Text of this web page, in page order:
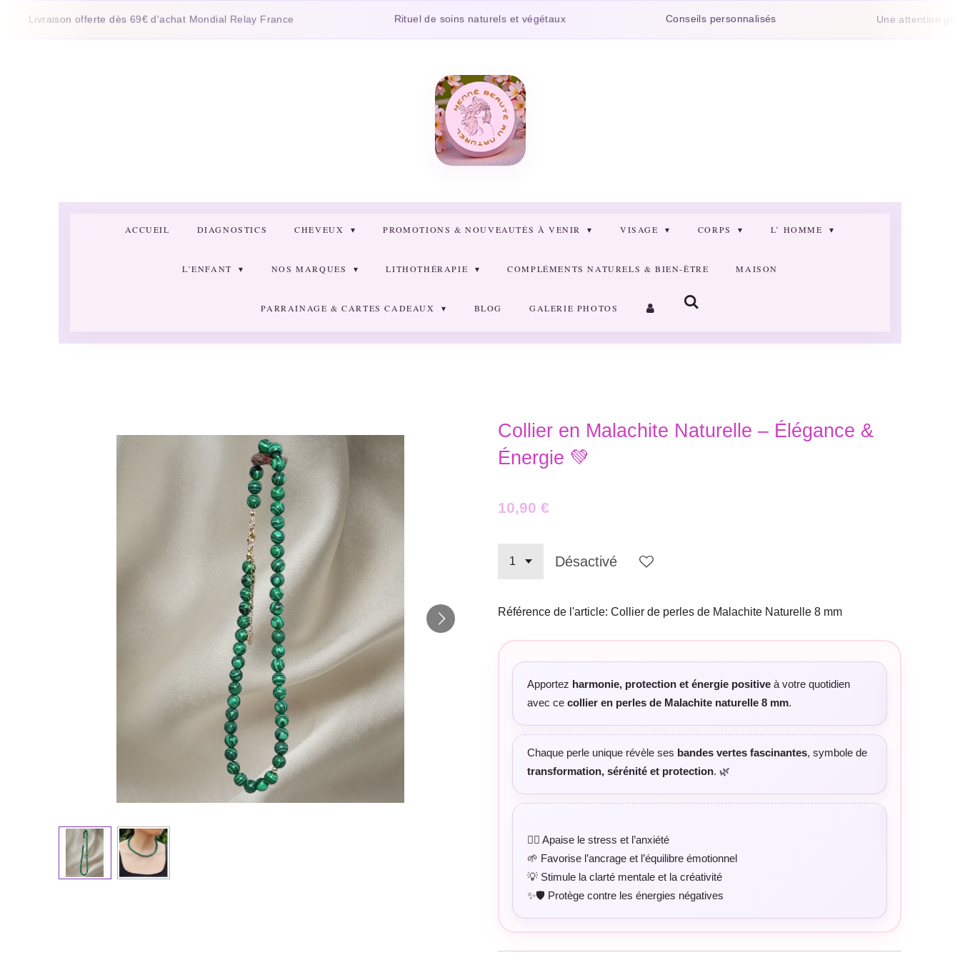
offerte dès 69€ d'achat Mondial Relay France Rituel de soins naturels et végétaux Conseils personnalisés Une attention glissée
Passer
ACCUEIL DIAGNOSTICS CHEVEUX PROMOTIONS & NOUVEAUTÉS À VENIR VISAGE CORPS L’ HOMME
L’ENFANT NOS MARQUES LITHOTHÉRAPIE COMPLÉMENTS NATURELS & BIEN-ÊTRE MAISON
PARRAINAGE & CARTES CADEAUX BLOG GALERIE PHOTOS
Collier en Malachite Naturelle – Élégance &
Énergie 💚
10,90 €
Désactivé
Référence de l'article: Collier de perles de Malachite Naturelle 8 mm
Apportez harmonie, protection et énergie positive à votre quotidien
avec ce collier en perles de Malachite naturelle 8 mm.
Chaque perle unique révèle ses bandes vertes fascinantes, symbole de
transformation, sérénité et protection. 🌿
🧘‍♀️ Apaise le stress et l’anxiété
🌱 Favorise l’ancrage et l’équilibre émotionnel
💡 Stimule la clarté mentale et la créativité
✨🛡️ Protège contre les énergies négatives